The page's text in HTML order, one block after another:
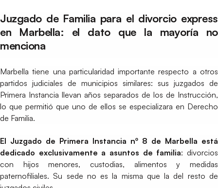
Juzgado de Familia para el divorcio express
en Marbella: el dato que la mayoría no
menciona
Marbella tiene una particularidad importante respecto a otros
partidos judiciales de municipios similares: sus juzgados de
Primera Instancia llevan años separados de los de Instrucción,
lo que permitió que uno de ellos se especializara en Derecho
de Familia.
El Juzgado de Primera Instancia nº 8 de Marbella está
dedicado exclusivamente a asuntos de familia: divorcios
con hijos menores, custodias, alimentos y medidas
paternofiliales. Su sede no es la misma que la del resto de